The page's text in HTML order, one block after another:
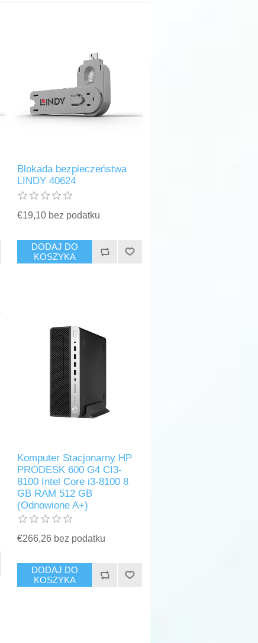
Blokada bezpieczeństwa
LINDY 40624
€19,10 bez podatku
DODAJ DO
KOSZYKA
Komputer Stacjonarny HP
PRODESK 600 G4 CI3-
8100 Intel Core i3-8100 8
GB RAM 512 GB
(Odnowione A+)
€266,26 bez podatku
DODAJ DO
KOSZYKA